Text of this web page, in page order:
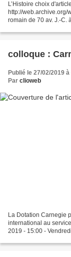
L’Histoire choix
http://web.archive.org/
romain de 70 av. J.-C.
colloque :
Publié le 27/02/2019
Par clioweb
La Dotation Carnegie
international au
2019 - 15:00 -